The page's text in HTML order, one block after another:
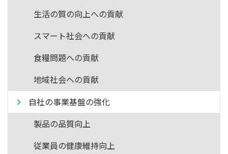
生活の質の向上への貢献
スマート社会への貢献
食糧問題への貢献
地域社会への貢献
自社の事業基盤の強化
製品の品質向上
従業員の健康維持向上